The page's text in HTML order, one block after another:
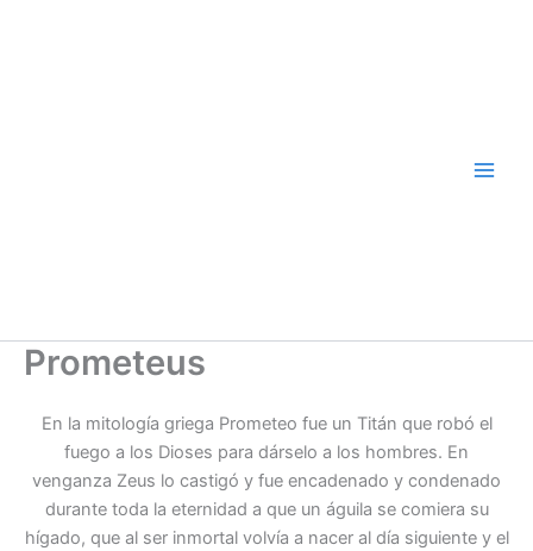
Prometeus
En la mitología griega Prometeo fue un Titán que robó el
fuego a los Dioses para dárselo a los hombres. En
venganza Zeus lo castigó y fue encadenado y condenado
durante toda la eternidad a que un águila se comiera su
hígado, que al ser inmortal volvía a nacer al día siguiente y el